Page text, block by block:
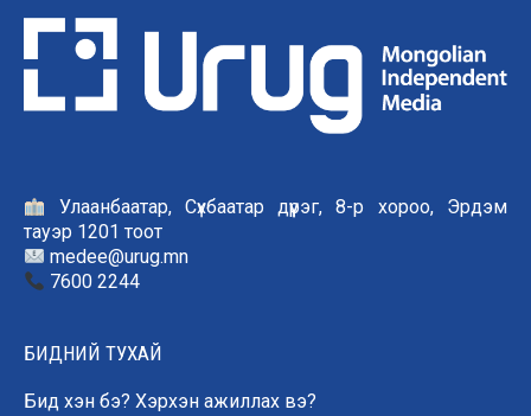
Улаанбаатар, Сүхбаатар дүүрэг, 8-р хороо, Эрдэм
тауэр 1201 тоот
medee@urug.mn
7600 2244
БИДНИЙ ТУХАЙ
Бид хэн бэ? Хэрхэн ажиллах вэ?